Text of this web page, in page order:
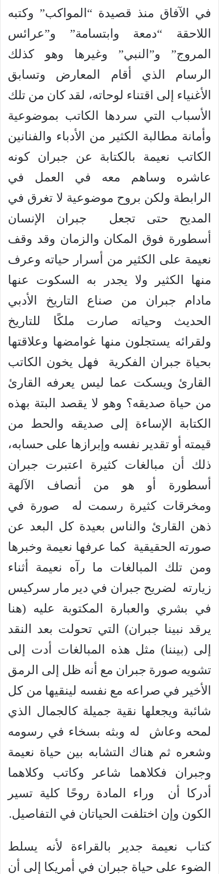
في الآفاق منذ قصيدة “المواكب” وكتبه
اللاحقة “دمعة وابتسامة” و”عرائس
المروج” و”النبي” وغيرها وهو كذلك
الرسام الذي أقام المعارض وتسابق
الأغنياء إلى اقتناء لوحاته، لقد كان من تلك
الأسباب التي سردها الكاتب بموضوعية
وأمانة مطالبة الكثير من الأدباء والفنانين
الكاتب نعيمة بالكتابة عن جبران كونه
عاشره وساهم معه في العمل في
الرابطة ولكن بروح موضوعية لا تغرق في
المديح حتى تجعل جبران الإنسان
أسطورة فوق المكان والزمان وقد وقف
نعيمة على الكثير من أسرار حياته وعرف
منها الكثير ولا يجدر به السكوت عنها
مادام جبران من صناع التاريخ الأدبي
الحديث وحياته صارت ملكًا للتاريخ
ولقرائه يستجلون منها غوامضها وعلاقتها
بحياة جبران الفكرية فهل يخون الكاتب
القارئ ويسكت عما ليس يعرفه القارئ
من حياة صديقه؟ وهو لا يقصد البتة بهذه
الكتابة الإساءة إلى صديقه والحط من
قيمته أو تقدير نفسه وإبرازها على حسابه،
ذلك أن مبالغات كثيرة اعتبرت جبران
أسطورة أو هو من أنصاف الآلهة
ومخرقات كثيرة رسمت له صورة في
ذهن القارئ والناس بعيدة كل البعد عن
صورته الحقيقية كما عرفها نعيمة وخبرها
ومن تلك المبالغات ما رآه نعيمة أثناء
زيارته لضريح جبران في دير مار سركيس
في بشري والعبارة المكتوبة عليه (هنا
يرقد نبينا جبران) التي تحولت بعد النقد
إلى (بيننا) مثل هذه المبالغات أدت إلى
تشويه صورة جبران مع أنه ظل إلى الرمق
الأخير في صراعه مع نفسه لينقيها من كل
شائبة ويجعلها نقية جميلة كالجمال الذي
لمحه وعاش له وبثه بسخاء في رسومه
وشعره ثم هناك التشابه بين حياة نعيمة
وجبران فكلاهما شاعر وكاتب وكلاهما
أدركا أن وراء المادة روحًا كلية تسير
الكون وإن اختلفت الحياتان في التفاصيل.
كتاب نعيمة جدير بالقراءة لأنه يسلط
الضوء على حياة جبران في أمريكا إلى أن